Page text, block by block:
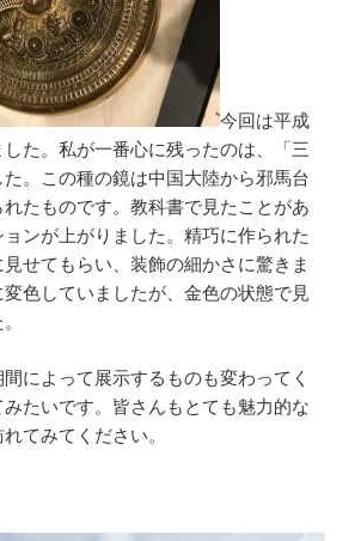
今回は平成
た。私が一番心に残ったのは、「三
。この種の鏡は中国大陸から邪馬台
たものです。教科書で見たことがあ
ンが上がりました。精巧に作られた
せてもらい、装飾の細かさに驚きま
変色していましたが、金色の状態で見
によって展示するものも変わってく
たいです。皆さんもとても魅力的な
てみてください。